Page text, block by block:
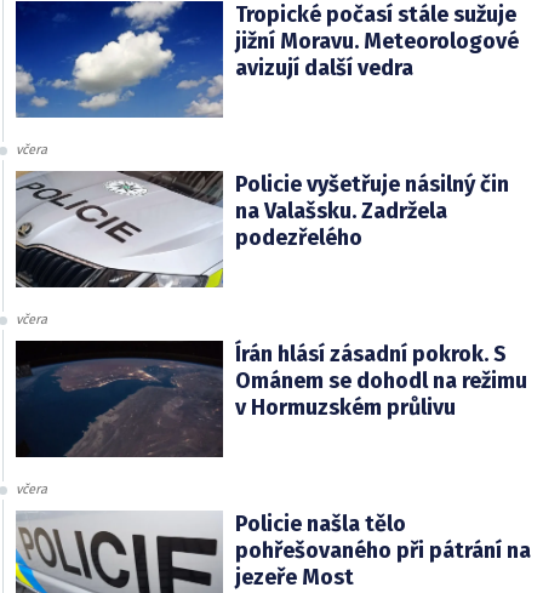
Tropické počasí stále sužuje
jižní Moravu. Meteorologové
avizují další vedra
včera
Policie vyšetřuje násilný čin
na Valašsku. Zadržela
podezřelého
včera
Írán hlásí zásadní pokrok. S
Ománem se dohodl na režimu
v Hormuzském průlivu
včera
Policie našla tělo
pohřešovaného při pátrání na
jezeře Most